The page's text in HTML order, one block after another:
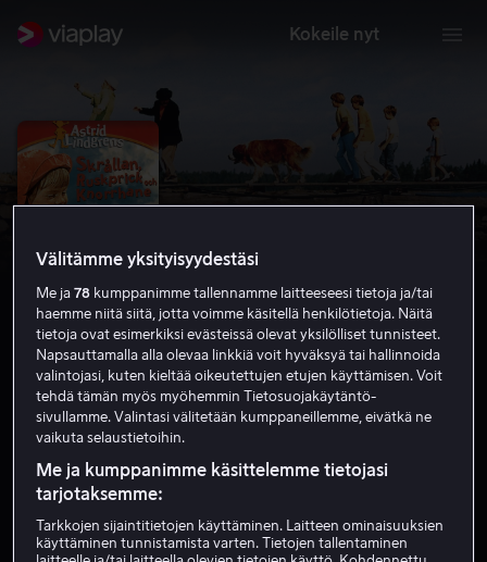
Kokeile nyt
Saariston lasten suuri seikkailu
6.4 Perhe-elokuva Lapsille 1967
1 h 34 min
HD
Vuokraa 4,99 €
Välitämme yksityisyydestäsi
Me ja78 kumppanimme tallennamme laitteeseesi tietoja ja/tai
haemme niitä siitä, jotta voimme käsitellä henkilötietoja. Näitä
tietoja ovat esimerkiksi evästeissä olevat yksilölliset tunnisteet.
Napsauttamalla alla olevaa linkkiä voit hyväksyä tai hallinnoida
valintojasi, kuten kieltää oikeutettujen etujen käyttämisen. Voit
tehdä tämän myös myöhemmin Tietosuojakäytäntö-
sivullamme. Valintasi välitetään kumppaneillemme, eivätkä ne
vaikuta selaustietoihin.
Me ja kumppanimme käsittelemme tietojasi
tarjotaksemme:
Tarkkojen sijaintitietojen käyttäminen. Laitteen ominaisuuksien
käyttäminen tunnistamista varten. Tietojen tallentaminen